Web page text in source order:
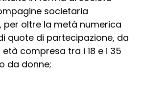
societaria
per oltre la metà numerica
quote di partecipazione, da
compresa tra i 18 e i 35
da donne;